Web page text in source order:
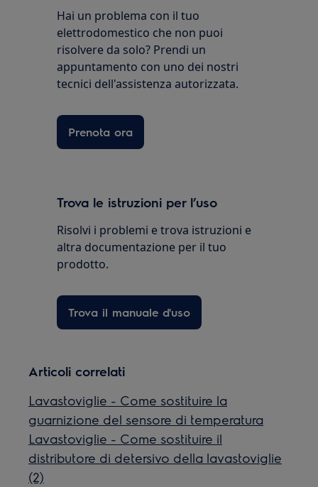
Hai un problema con il tuo
elettrodomestico che non puoi
risolvere da solo? Prendi un
appuntamento con uno dei nostri
tecnici dell'assistenza autorizzata.
Prenota ora
Trova le istruzioni per l’uso
Risolvi i problemi e trova istruzioni e
altra documentazione per il tuo
prodotto.
Trova il manuale d'uso
Articoli correlati
Lavastoviglie - Come sostituire la
guarnizione del sensore di temperatura
Lavastoviglie - Come sostituire il
distributore di detersivo della lavastoviglie
(2)